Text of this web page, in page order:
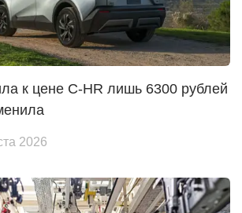
к цене C-HR лишь 6300 рублей
2026